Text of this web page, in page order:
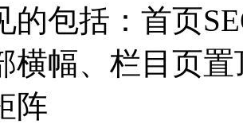
的包括：首页
横幅、栏目页置
阵